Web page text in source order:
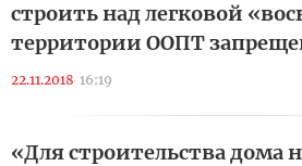
строить над легковой
территории ООПТ
22.11.2018 16:19
«Для строительства дома